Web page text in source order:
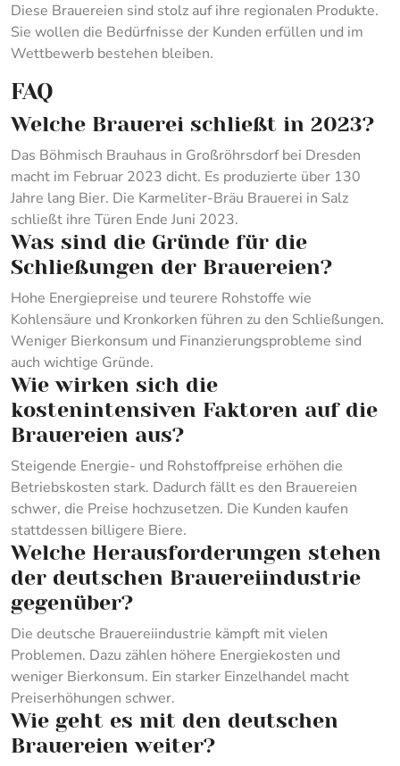
Diese Brauereien sind stolz auf ihre regionalen Produkte.
Sie wollen die Bedürfnisse der Kunden erfüllen und im
Wettbewerb bestehen bleiben.
FAQ
Welche Brauerei schließt in 2023?
Das Böhmisch Brauhaus in Großröhrsdorf bei Dresden
macht im Februar 2023 dicht. Es produzierte über 130
Jahre lang Bier. Die Karmeliter-Bräu Brauerei in Salz
schließt ihre Türen Ende Juni 2023.
Was sind die Gründe für die
Schließungen der Brauereien?
Hohe Energiepreise und teurere Rohstoffe wie
Kohlensäure und Kronkorken führen zu den Schließungen.
Weniger Bierkonsum und Finanzierungsprobleme sind
auch wichtige Gründe.
Wie wirken sich die
kostenintensiven Faktoren auf die
Brauereien aus?
Steigende Energie- und Rohstoffpreise erhöhen die
Betriebskosten stark. Dadurch fällt es den Brauereien
schwer, die Preise hochzusetzen. Die Kunden kaufen
stattdessen billigere Biere.
Welche Herausforderungen stehen
der deutschen Brauereiindustrie
gegenüber?
Die deutsche Brauereiindustrie kämpft mit vielen
Problemen. Dazu zählen höhere Energiekosten und
weniger Bierkonsum. Ein starker Einzelhandel macht
Preiserhöhungen schwer.
Wie geht es mit den deutschen
Brauereien weiter?